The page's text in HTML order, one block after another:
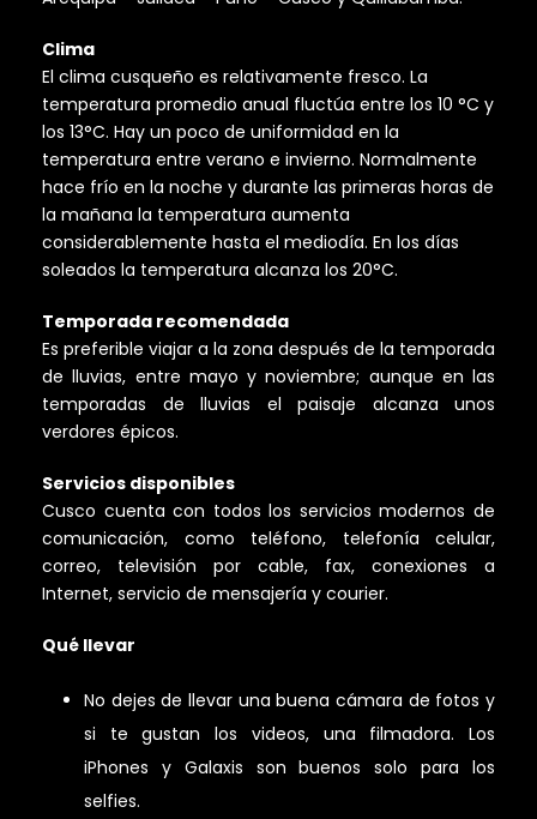
Clima
El clima cusqueño es relativamente fresco. La
temperatura promedio anual fluctúa entre los 10 °C y
los 13°C. Hay un poco de uniformidad en la
temperatura entre verano e invierno. Normalmente
hace frío en la noche y durante las primeras horas de
la mañana la temperatura aumenta
considerablemente hasta el mediodía. En los días
soleados la temperatura alcanza los 20°C.
Temporada recomendada
Es preferible viajar a la zona después de la temporada
de lluvias, entre mayo y noviembre; aunque en las
temporadas de lluvias el paisaje alcanza unos
verdores épicos.
Servicios disponibles
Cusco cuenta con todos los servicios modernos de
comunicación, como teléfono, telefonía celular,
correo, televisión por cable, fax, conexiones a
Internet, servicio de mensajería y courier.
Qué llevar
No dejes de llevar una buena cámara de fotos y
si te gustan los videos, una filmadora. Los
iPhones y Galaxis son buenos solo para los
selfies.